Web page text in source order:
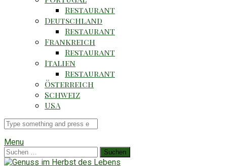
Restaurant
Deutschland
Restaurant
Frankreich
Restaurant
Italien
Restaurant
Österreich
Schweiz
USA
Suche
für
Menu
Suchen
nach: